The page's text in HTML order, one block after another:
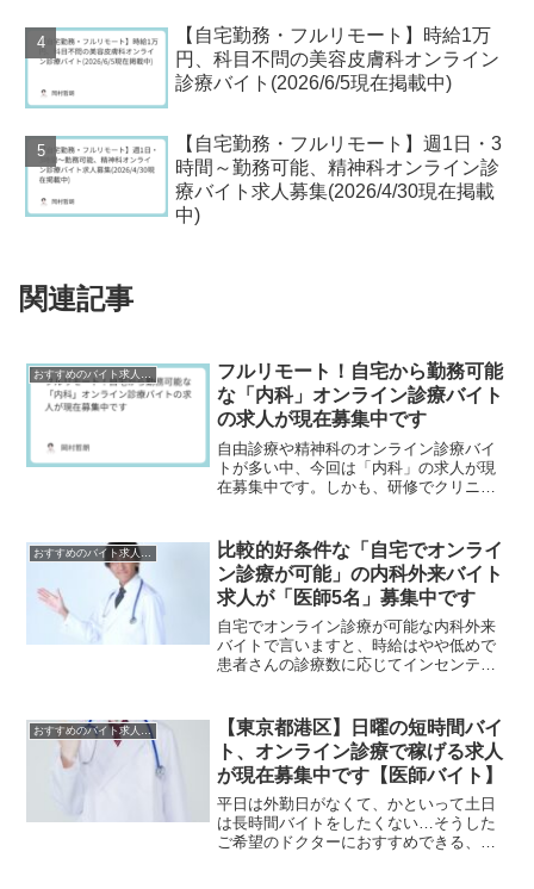
【自宅勤務・フルリモート】時給1万
円、科目不問の美容皮膚科オンライン
診療バイト(2026/6/5現在掲載中)
【自宅勤務・フルリモート】週1日・3
時間～勤務可能、精神科オンライン診
療バイト求人募集(2026/4/30現在掲載
中)
関連記事
おすすめのバイト求人情報
フルリモート！自宅から勤務可能
な「内科」オンライン診療バイト
の求人が現在募集中です
自由診療や精神科のオンライン診療バイ
トが多い中、今回は「内科」の求人が現
在募集中です。しかも、研修でクリニッ
でオンライン診療バイトをやってみた
い」という方にも、おすすめ...
比較的好条件な「自宅でオンライ
ン診療が可能」の内科外来バイト
求人が「医師5名」募集中です
自宅でオンライン診療が可能な内科外来
バイトで言いますと、時給はやや低めで
患者さんの診療数に応じてインセンティ
と固定されているので、給与が安定して
います。勤務時間として...
おすすめのバイト求人情報
【東京都港区】日曜の短時間バイ
ト、オンライン診療で稼げる求人
が現在募集中です【医師バイト】
平日は外勤日がなくて、かといって土日
は長時間バイトをしたくない…そうした
ご希望のドクターにおすすめできる、オ